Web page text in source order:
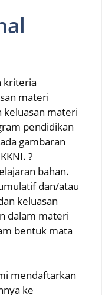
kriteria
materi
keluasan materi
pendidikan
gambaran
?
bahan.
dan/atau
keluasan
dalam materi
bentuk mata
mendaftarkan
ke